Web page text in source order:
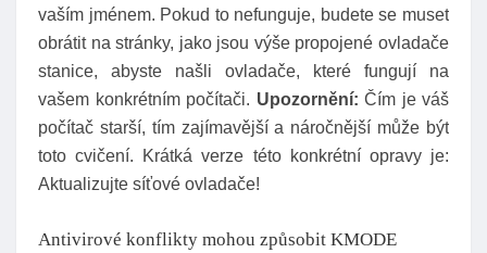
vaším jménem. Pokud to nefunguje, budete se muset
obrátit na stránky, jako jsou výše propojené ovladače
stanice, abyste našli ovladače, které fungují na
vašem konkrétním počítači. Upozornění: Čím je váš
počítač starší, tím zajímavější a náročnější může být
toto cvičení. Krátká verze této konkrétní opravy je:
Aktualizujte síťové ovladače!
Antivirové konflikty mohou způsobit KMODE